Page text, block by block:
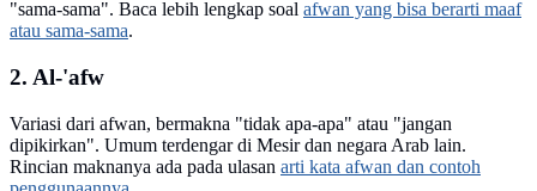
"sama-sama". Baca lebih lengkap soal afwan yang bisa berarti maaf
atau sama-sama.
2. Al-'afw
Variasi dari afwan, bermakna "tidak apa-apa" atau "jangan
dipikirkan". Umum terdengar di Mesir dan negara Arab lain.
Rincian maknanya ada pada ulasan arti kata afwan dan contoh